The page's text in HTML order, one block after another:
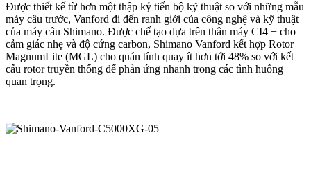
Được thiết kế từ hơn một thập kỷ tiến bộ kỹ thuật so với những mẫu
máy câu trước, Vanford đi đến ranh giới của công nghệ và kỹ thuật
của máy câu Shimano. Được chế tạo dựa trên thân máy CI4 + cho
cảm giác nhẹ và độ cứng carbon, Shimano Vanford kết hợp Rotor
MagnumLite (MGL) cho quán tính quay ít hơn tới 48% so với kết
cấu rotor truyền thống để phản ứng nhanh trong các tình huống
quan trọng.